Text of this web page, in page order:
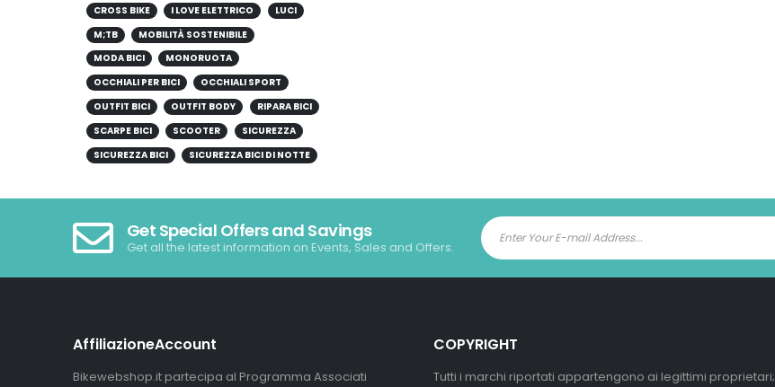
CROSS BIKE
I LOVE ELETTRICO
LUCI
M;TB
MOBILITÀ SOSTENIBILE
MODA BICI
MONORUOTA
OCCHIALI PER BICI
OCCHIALI SPORT
OUTFIT BICI
OUTFIT BODY
RIPARA BICI
SCARPE BICI
SCOOTER
SICUREZZA
SICUREZZA BICI
SICUREZZA BICI DI NOTTE
Get Special Offers and Savings
Get all the latest information on Events, Sales and Offers.
AffiliazioneAccount
Bikewebshop.it partecipa al Programma Associati
COPYRIGHT
Tutti i marchi riportati appartengono ai legittimi proprietari;